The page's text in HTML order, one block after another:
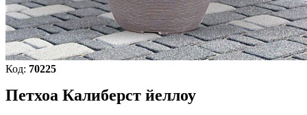
Код: 70225
Петхоа Калиберст йеллоу